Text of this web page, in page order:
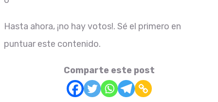
Hasta ahora, ¡no hay votos!. Sé el primero en
puntuar este contenido.
Comparte este post